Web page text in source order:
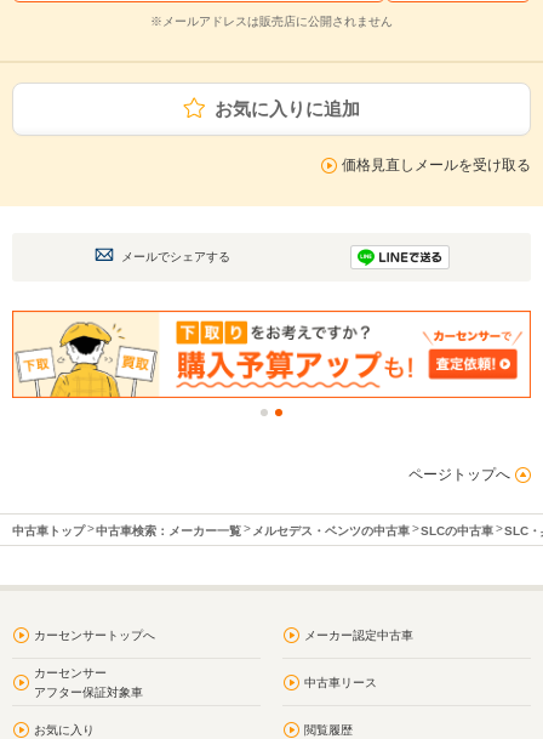
※メールアドレスは販売店に公開されません
お気に入りに追加
価格見直しメールを受け取る
メールでシェアする
ページトップへ
中古車トップ 中古車検索：メーカー一覧 メルセデス・ベンツの中古車 SLCの中古車 SLC・
カーセンサートップへ メーカー認定中古車
カーセンサー
アフター保証対象車
中古車リース
お気に入り 閲覧履歴